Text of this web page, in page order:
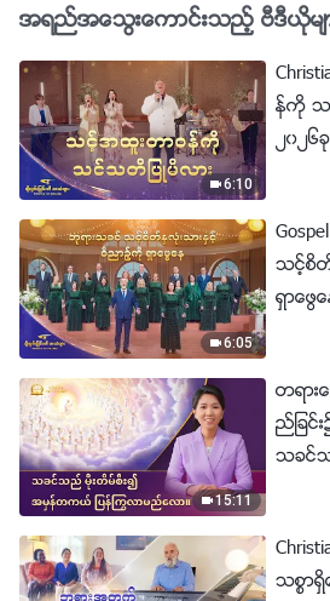
အရည္အေသြးေကာင္းသည့္ ဗီဒီယိုမ်
6:10
န္ကို သ
၂၀၂၆
6:05
သင့္စိ
ရွာေဖြ
15:11
တရာ
ည္ျခင္း
သခင္
သစၥာ